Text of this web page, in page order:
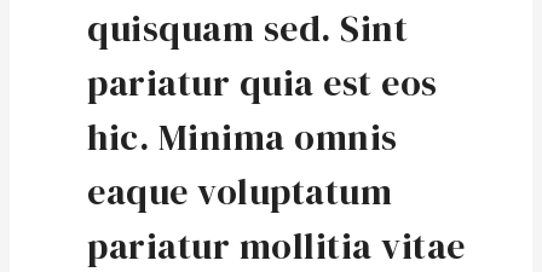
quisquam sed. Sint
pariatur quia est eos
hic. Minima omnis
eaque voluptatum
pariatur mollitia vitae